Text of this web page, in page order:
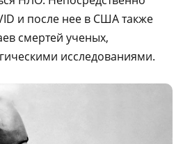
и после нее в США также
смертей ученых,
исследованиями.